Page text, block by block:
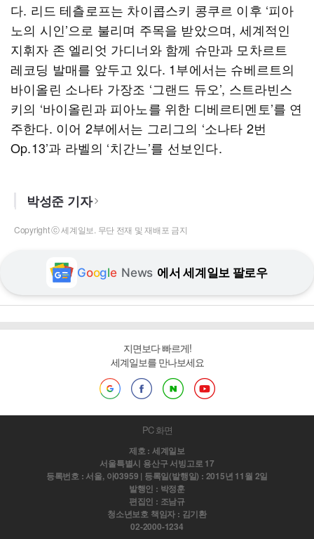
다. 리드 테츨로프는 차이콥스키 콩쿠르 이후 ‘피아
노의 시인’으로 불리며 주목을 받았으며, 세계적인
지휘자 존 엘리엇 가디너와 함께 슈만과 모차르트
레코딩 발매를 앞두고 있다. 1부에서는 슈베르트의
바이올린 소나타 가장조 ‘그랜드 듀오’, 스트라빈스
키의 ‘바이올린과 피아노를 위한 디베르티멘토’를 연
주한다. 이어 2부에서는 그리그의 ‘소나타 2번
Op.13’과 라벨의 ‘치간느’를 선보인다.
박성준 기자
Copyright ⓒ 세계일보. 무단 전재 및 재배포 금지
Google News 에서 세계일보 팔로우
지면보다 빠르게!
세계일보를 만나보세요
PC 화면
제호 : 세계일보
서울특별시 용산구 서빙고로 17
등록번호 : 서울, 아03959 | 등록일(발행일) : 2015년 11월 2일
발행인 : 박정훈
편집인 : 조남규
청소년보호 책임자 : 김기환
02-2000-1234